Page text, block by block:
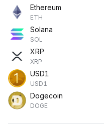
Ethereum
ETH
Solana
SOL
XRP
XRP
USD1
USD1
Dogecoin
DOGE